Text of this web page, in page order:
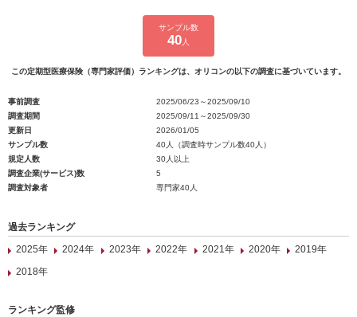
サンプル数
40人
この定期型医療保険（専門家評価）ランキングは、オリコンの以下の調査に基づいています。
事前調査
2025/06/23～2025/09/10
調査期間
2025/09/11～2025/09/30
更新日
2026/01/05
サンプル数
40人（調査時サンプル数40人）
規定人数
30人以上
調査企業(サービス)数
5
調査対象者
専門家40人
過去ランキング
2025年
2024年 2023年 2022年 2021年 2020年
2019年
2018年
ランキング監修